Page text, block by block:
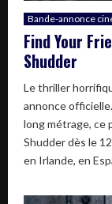
Bande-annonce
Find Your
Shudder
Le thriller
annonce
long métrage, ce
Shudder dès le
en Irlande, en